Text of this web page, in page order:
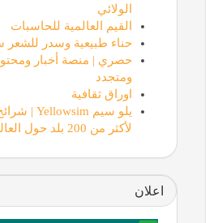
الولائي
القيم العالمية للحاسبات
حناء طبيعية وسدر للشعر
حصري | منصة أخبار
ومتجدد
اوراق ثقافية
لأكثر من 200 بلد حول العالم
اعلان